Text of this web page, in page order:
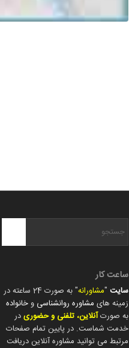
ساعت کار
سایت "مشاورانه
" به صورت 24 ساعته در
زمینه های مشاوره روانشناسی و خانواده
به صورتآنلاین، تلفنی و حضوریدر
خدمت شماست. در پایین تمام صفحات
مرتبط می توانید مشاوره آنلاین دریافت